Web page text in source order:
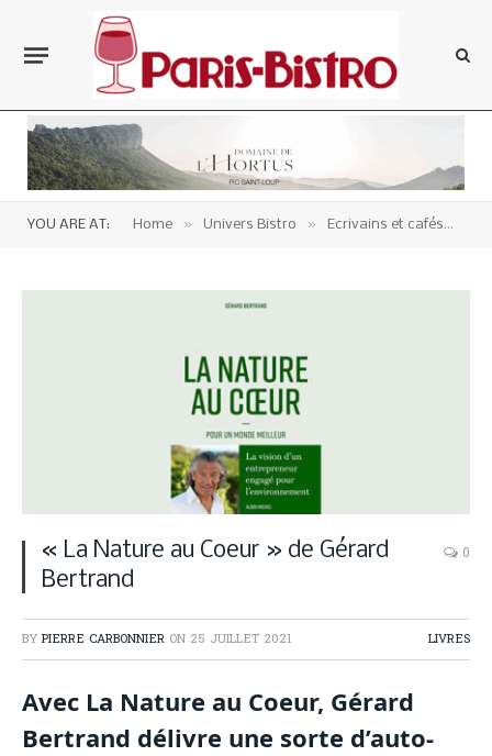
YOU ARE AT: Home » Univers Bistro » Ecrivains et cafés
« La Nature au Coeur » de Gérard
Bertrand
0
BY PIERRE CARBONNIER ON 25 JUILLET 2021 LIVRES
Avec La Nature au Coeur, Gérard
Bertrand délivre une sorte d’auto-